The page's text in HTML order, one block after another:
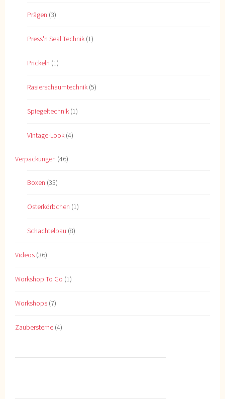
Prägen (3)
Press'n Seal Technik (1)
Prickeln (1)
Rasierschaumtechnik (5)
Spiegeltechnik (1)
Vintage-Look (4)
Verpackungen (46)
Boxen (33)
Osterkörbchen (1)
Schachtelbau (8)
Videos (36)
Workshop To Go (1)
Workshops (7)
Zaubersterne (4)